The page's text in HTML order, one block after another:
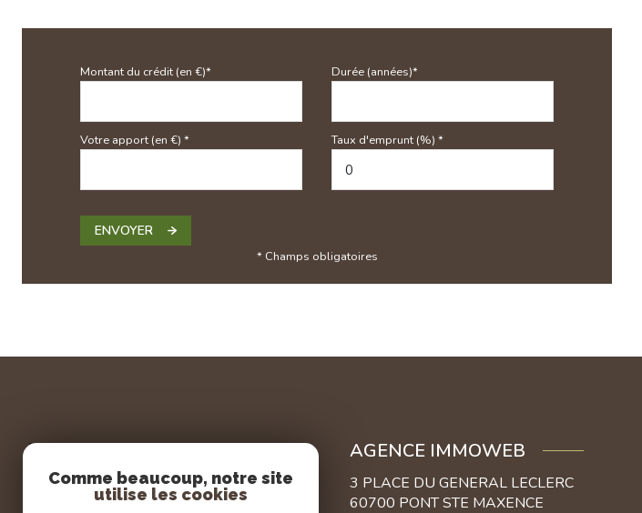
Montant du crédit (en €)* Durée (années)*
Votre apport (en €) * Taux d'emprunt (%) *
ENVOYER
* Champs obligatoires
AGENCE IMMOWEB
3 PLACE DU GENERAL LECLERC
60700 PONT STE MAXENCE
Comme beaucoup, notre site
utilise les cookies